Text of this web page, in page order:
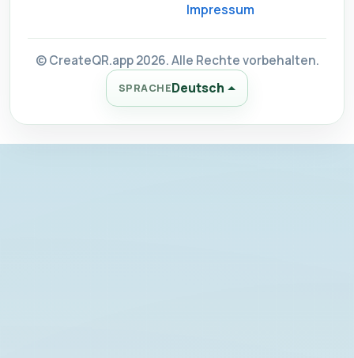
Impressum
© CreateQR.app 2026. Alle Rechte vorbehalten.
SPRACHEDeutsch